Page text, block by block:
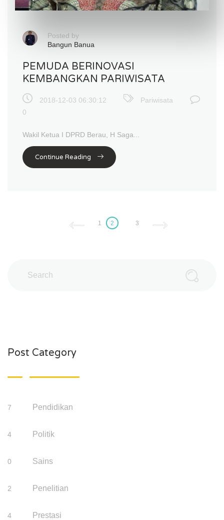
Posted by
Bangun Banua
PEMUDA BERINOVASI
KEMBANGKAN PARIWISATA
2018-12-03 06:30:12
Pariwisata
0
Wakil Ketua I DPRD Berau, H Saga...
Continue Reading
1 2 3
Post Category
7 Pendidikan
4 Politik
0 Sains
2 Penelitian
4 Prestasi